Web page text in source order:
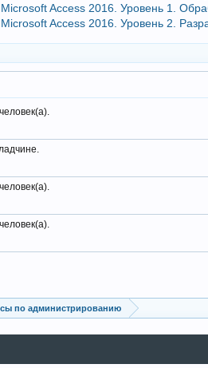
Access 2016. Уровень 1.
Access 2016. Уровень 2.
по администрированию